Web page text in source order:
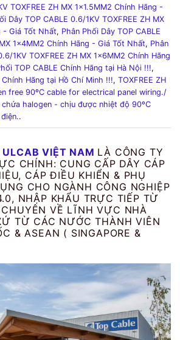
TOXFREE ZH MX 1x1.5MM2 Chính Hãng -
Dây TOP CABLE 0.6/1KV TOXFREE ZH MX
- Giá Tốt Nhất, Phân Phối Dây TOP CABLE
1x4MM2 Chính Hãng - Giá Tốt Nhất, Phân
1KV TOXFREE ZH MX 1x6MM2 Chính Hãng
TOP CABLE Chính Hãng tại Hà Nội !!!,
Chính Hãng tại Hồ Chí Minh !!!, TOXFREE ZH
free 90ºC cable for electrical panel wiring./
halogen - chịu được nhiệt độ 90ºC
.
VIỆT NAM LÀ CÔNG TY
CHÍNH: CUNG CẤP DÂY CÁP
CÁP ĐIỀU KHIỂN & PHỤ
CHO NGÀNH CÔNG NGHIỆP
NHẬP KHẨU TRỰC TIẾP TỪ
VỀ LĨNH VỰC NHÀ
TỪ CÁC NƯỚC THÀNH VIÊN
& ASEAN ( SINGAPORE &